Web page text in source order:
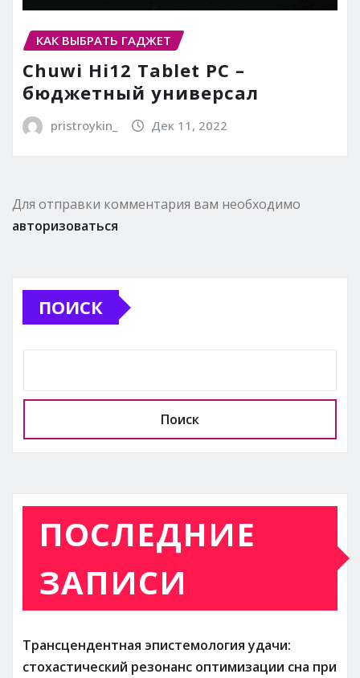
КАК ВЫБРАТЬ ГАДЖЕТ
Chuwi Hi12 Tablet PC –
бюджетный универсал
pristroykin_ Дек 11, 2022
Для отправки комментария вам необходимо
авторизоваться
ПОИСК
Поиск
ПОСЛЕДНИЕ
ЗАПИСИ
Трансцендентная эпистемология удачи:
стохастический резонанс оптимизации сна при